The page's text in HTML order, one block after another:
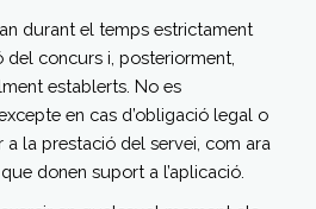
durant el temps estrictament
del concurs i, posteriorment,
establerts. No es
en cas d’obligació legal o
a la prestació del servei, com ara
donen suport a l’aplicació.